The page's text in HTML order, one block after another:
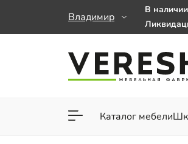
Владимир
В
заказе от
Важно!
Каталог мебели